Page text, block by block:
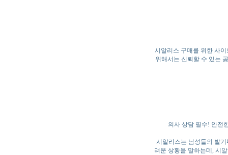
시알리스 구매를 위한 사
위해서는 신뢰할 수 있는
의사 상담 필수! 안전
시알리스는 남성들의 발
려운 상황을 말하는데, 시